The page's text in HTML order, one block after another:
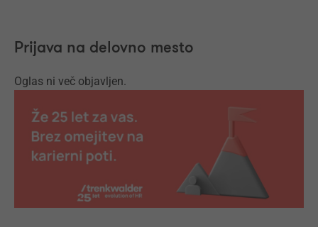
Prijava na delovno mesto
Oglas ni več objavljen.